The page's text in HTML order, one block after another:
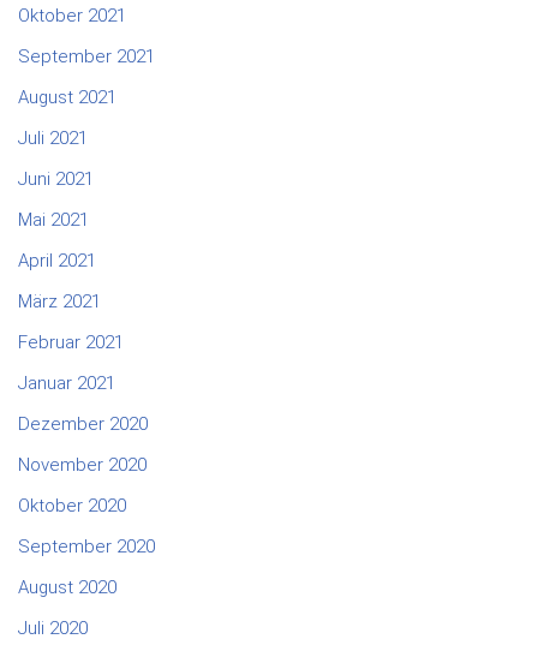
Oktober 2021
September 2021
August 2021
Juli 2021
Juni 2021
Mai 2021
April 2021
März 2021
Februar 2021
Januar 2021
Dezember 2020
November 2020
Oktober 2020
September 2020
August 2020
Juli 2020